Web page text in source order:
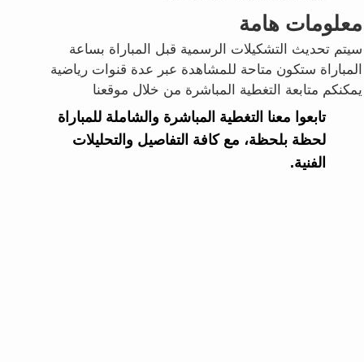
معلومات هامة
سيتم تحديث التشكيلات الرسمية قبل المباراة بساعة
المباراة ستكون متاحة للمشاهدة عبر عدة قنوات رياضية
يمكنكم متابعة التغطية المباشرة من خلال موقعنا
تابعوا معنا التغطية المباشرة والشاملة للمباراة
لحظة بلحظة، مع كافة التفاصيل والتحليلات
الفنية.